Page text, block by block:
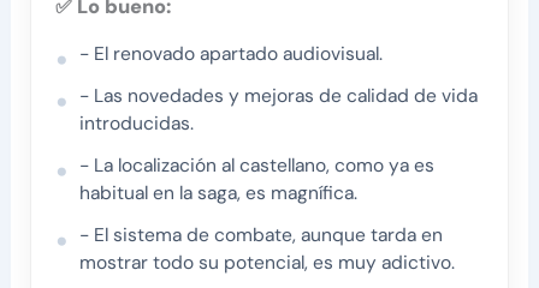
✅ Lo bueno:
- El renovado apartado audiovisual.
- Las novedades y mejoras de calidad de vida
introducidas.
- La localización al castellano, como ya es
habitual en la saga, es magnífica.
- El sistema de combate, aunque tarda en
mostrar todo su potencial, es muy adictivo.